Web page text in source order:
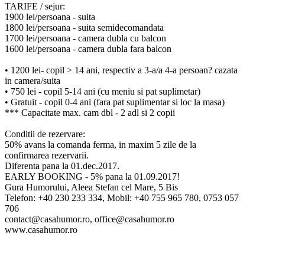
TARIFE / sejur:
1900 lei/persoana - suita
1800 lei/persoana - suita semidecomandata
1700 lei/persoana - camera dubla cu balcon
1600 lei/persoana - camera dubla fara balcon
• 1200 lei- copil > 14 ani, respectiv a 3-a/a 4-a persoan? cazata
in camera/suita
• 750 lei - copil 5-14 ani (cu meniu si pat suplimetar)
• Gratuit - copil 0-4 ani (fara pat suplimentar si loc la masa)
*** Capacitate max. cam dbl - 2 adl si 2 copii
Conditii de rezervare:
50% avans la comanda ferma, in maxim 5 zile de la
confirmarea rezervarii.
Diferenta pana la 01.dec.2017.
EARLY BOOKING - 5% pana la 01.09.2017!
Gura Humorului, Aleea Stefan cel Mare, 5 Bis
Telefon: +40 230 233 334, Mobil: +40 755 965 780, 0753 057
706
contact@casahumor.ro, office@casahumor.ro
www.casahumor.ro